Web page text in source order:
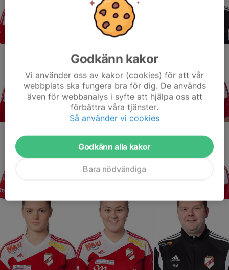
Godkänn kakor
Vi använder oss av kakor (cookies) för att vår
webbplats ska fungera bra för dig. De används
även för webbanalys i syfte att hjälpa oss att
förbättra våra tjänster.
Så använder vi cookies
Godkänn alla kakor
Bara nödvändiga